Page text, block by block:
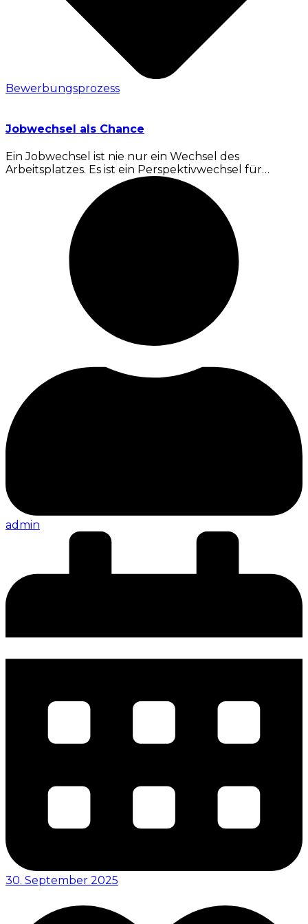
Bewerbungsprozess
Jobwechsel als Chance
Ein Jobwechsel ist nie nur ein Wechsel des
Arbeitsplatzes. Es ist ein Perspektivwechsel für…
admin
30. September 2025